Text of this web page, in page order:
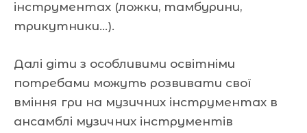
інструментах (ложки, тамбурини,
трикутники…).
Далі діти з особливими освітніми
потребами можуть розвивати свої
вміння гри на музичних інструментах в
ансамблі музичних інструментів